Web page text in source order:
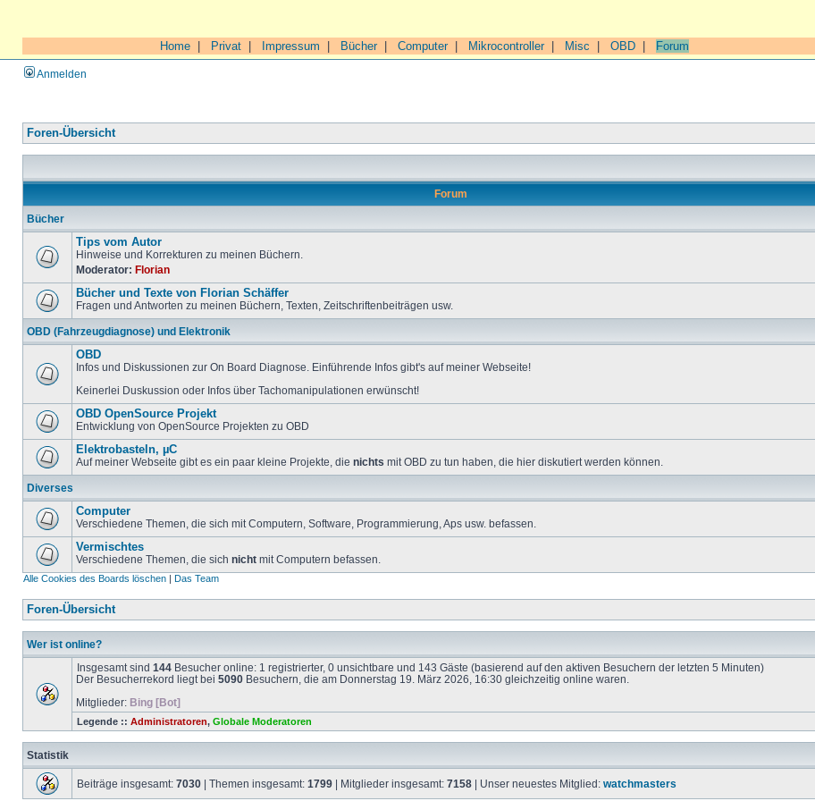
Home Privat Impressum Bücher| Computer| Mikrocontroller| Misc OBD Forum
Anmelden
Foren-Übersicht
Forum
Bücher
Tips vom Autor
Hinweise und Korrekturen zu meinen Büchern.
Moderator: Florian
Bücher und Texte von Florian Schäffer
Fragen und Antworten zu meinen Büchern, Texten, Zeitschriftenbeiträgen usw.
OBD (Fahrzeugdiagnose) und Elektronik
OBD
Infos und Diskussionen zur On Board Diagnose. Einführende Infos gibt's auf meiner Webseite!
Keinerlei Duskussion oder Infos über Tachomanipulationen erwünscht!
OBD OpenSource Projekt
Entwicklung von OpenSource Projekten zu OBD
Elektrobasteln, µC
Auf meiner Webseite gibt es ein paar kleine Projekte, die nichts mit OBD zu tun haben, die hier diskutiert werden können.
Diverses
Computer
Verschiedene Themen, die sich mit Computern, Software, Programmierung, Aps usw. befassen.
Vermischtes
Verschiedene Themen, die sich nicht mit Computern befassen.
Alle Cookies des Boards löschen | Das Team
Foren-Übersicht
Wer ist online?
Insgesamt sind 144 Besucher online: 1 registrierter, 0 unsichtbare und 143 Gäste (basierend auf den aktiven Besuchern der letzten 5 Minuten)
Der Besucherrekord liegt bei 5090 Besuchern, die am Donnerstag 19. März 2026, 16:30 gleichzeitig online waren.
Mitglieder: Bing [Bot]
Legende :: Administratoren, Globale Moderatoren
Statistik
Beiträge insgesamt: 7030 | Themen insgesamt: 1799 | Mitglieder insgesamt: 7158 | Unser neuestes Mitglied: watchmasters